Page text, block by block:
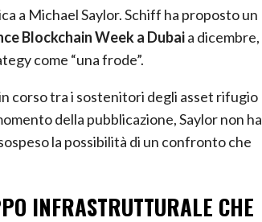
a Michael Saylor. Schiff ha proposto un
Blockchain Week a Dubaia dicembre,
come “una frode”.
corso tra i sostenitori degli asset rifugio
della pubblicazione, Saylor non ha
la possibilità di un confronto che
INFRASTRUTTURALE CHE